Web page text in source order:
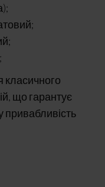
що гарантує
привабливість